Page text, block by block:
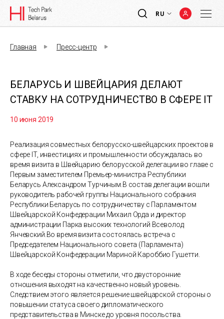
RU
Главная Пресс-центр
БЕЛАРУСЬ И ШВЕЙЦАРИЯ ДЕЛАЮТ
СТАВКУ НА СОТРУДНИЧЕСТВО В СФЕРЕ IT
10 июня 2019
Реализация совместных белорусско-швейцарских проектов в
сфере IT, инвестициях и промышленности обсуждалась во
время визита в Швейцарию белорусской делегации во главе с
Первым заместителем Премьер-министра Республики
Беларусь Александром Турчиным.В состав делегации вошли
руководитель рабочей группы Национального собрания
Республики Беларусь по сотрудничеству с Парламентом
Швейцарской Конфедерации Михаил Орда и директор
администрации Парка высоких технологий Всеволод
Янчевский.Во время визита состоялась встреча с
Председателем Национального совета (Парламента)
Швейцарской Конфедерации Мариной Кароббио Гушетти.
В ходе беседы стороны отметили, что двусторонние
отношения выходят на качественно новый уровень.
Следствием этого является решение швейцарской стороны о
повышении статуса своего дипломатического
представительства в Минске до уровня посольства.